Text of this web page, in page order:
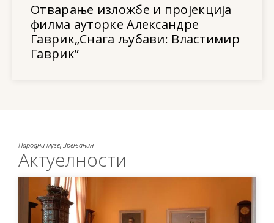
Отварање изложбе и пројекција
филма ауторке Александре
Гаврик„Снага љубави: Властимир
Гаврик”
Народни музеј Зрењанин
Актуелности